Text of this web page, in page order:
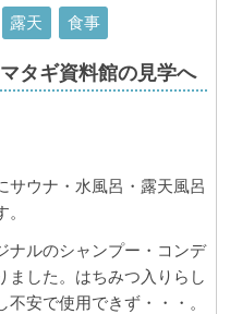
露天 食事
タギ資料館の見学へ
サウナ・水風呂・露天風呂
ナルのシャンプー・コンデ
ました。はちみつ入りらし
安で使用できず・・・。